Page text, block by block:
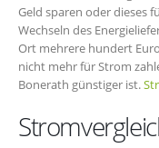
Geld sparen oder dieses
Wechseln des
Ort mehrere hundert
nicht mehr für Strom
Bonerath günstiger ist.